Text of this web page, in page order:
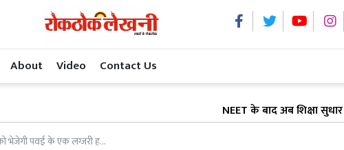
About Video Contact Us
NEET के बाद अब शिक्षा सुधार पर CJP
को भेजेगी पवई के एक लग्जरी ह...